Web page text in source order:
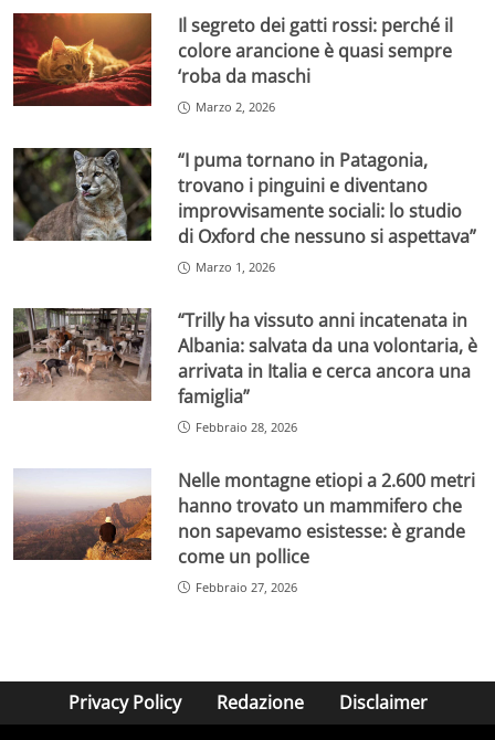
Il segreto dei gatti rossi: perché il
colore arancione è quasi sempre
‘roba da maschi
Marzo 2, 2026
“I puma tornano in Patagonia,
trovano i pinguini e diventano
improvvisamente sociali: lo studio
di Oxford che nessuno si aspettava”
Marzo 1, 2026
“Trilly ha vissuto anni incatenata in
Albania: salvata da una volontaria, è
arrivata in Italia e cerca ancora una
famiglia”
Febbraio 28, 2026
Nelle montagne etiopi a 2.600 metri
hanno trovato un mammifero che
non sapevamo esistesse: è grande
come un pollice
Febbraio 27, 2026
Privacy Policy Redazione Disclaimer